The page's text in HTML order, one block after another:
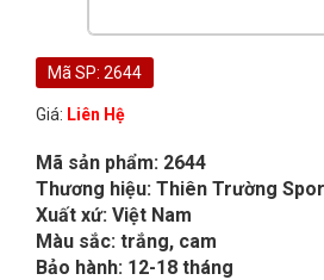
Mã SP: 2644
Giá: Liên Hệ
Mã sản phẩm: 2644
Thương hiệu: Thiên Trường
Xuất xứ: Việt Nam
Màu sắc: trắng, cam
Bảo hành: 12-18 tháng